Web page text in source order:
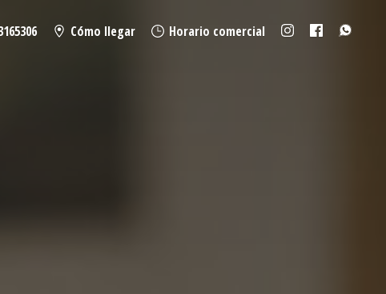
Cómo llegar Horario comercial